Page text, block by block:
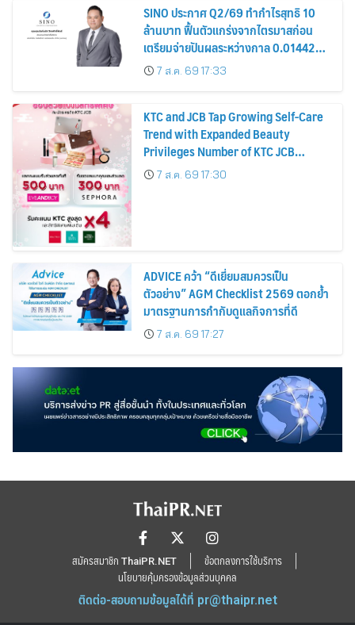
SINO ประกาศ Q2/69 ทำกำไรสุทธิ 10
ล้านบาท ฟื้นตัวแกร่งจากไตรมาสก่อน
เตรียมจ่ายปันผลระหว่างกาล 0.014423
บาทต่อหุ้น ครึ่งปีหลังมุ่งเติบโตต่อเนื่อง
7 ส.ค. 69 17:33
KTC and JCB Tap Growing Self-Care
Trend with Expanded Beauty
Privileges Number of KTC JCB
Cardmembers Spending on
Cosmetics Rises 26%
7 ส.ค. 69 17:30
ADVICE คว้า “ดีเยี่ยมสมควรเป็น
ตัวอย่าง” AGM Checklist 2569 ตอกย้ำ
มาตรฐานการกำกับดูแลกิจการที่ดี
7 ส.ค. 69 17:27
สมัครสมาชิก ThaiPR.NET
ข้อตกลงการใช้บริการ
นโยบายคุ้มครองข้อมูลส่วนบุคคล
ติดต่อ-สอบถามข้อมูลได้ที่ pr@thaipr.net